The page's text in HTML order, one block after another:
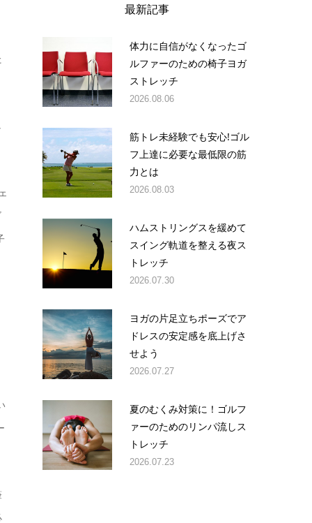
最新記事
体力に自信がなくなったゴ
ルファーのための椅子ヨガ
ストレッチ
2026.08.06
筋トレ未経験でも安心!ゴル
フ上達に必要な最低限の筋
力とは
2026.08.03
ハムストリングスを緩めて
スイング軌道を整える夜ス
トレッチ
2026.07.30
ヨガの片足立ちポーズでア
ドレスの安定感を底上げさ
せよう
2026.07.27
夏のむくみ対策に！ゴルフ
ァーのためのリンパ流しス
トレッチ
2026.07.23